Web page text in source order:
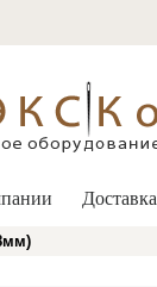
Доставка